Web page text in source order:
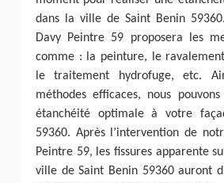
dans la ville de Saint Benin
Davy Peintre 59 proposera les
comme : la peinture, le
le traitement hydrofuge, etc.
méthodes efficaces, nous
étanchéité optimale à votre
59360. Après l’intervention de
Peintre 59, les fissures apparente
ville de Saint Benin 59360 auront